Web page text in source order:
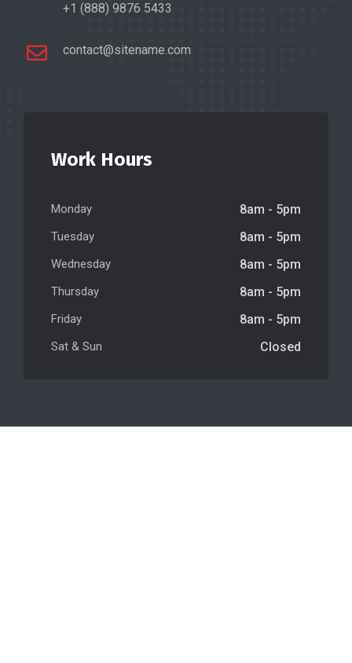
+1 (888) 9876 5433
contact@sitename.com
Work Hours
Monday 8am - 5pm
Tuesday 8am - 5pm
Wednesday 8am - 5pm
Thursday 8am - 5pm
Friday 8am - 5pm
Sat & Sun Closed